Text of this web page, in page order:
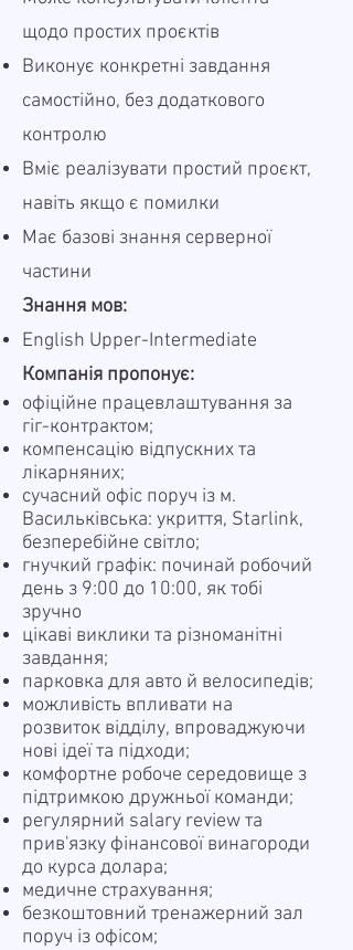
щодо простих проєктів
Виконує конкретні завдання
самостійно, без додаткового
контролю
Вміє реалізувати простий проєкт,
навіть якщо є помилки
Має базові знання серверної
частини
Знання мов:
English Upper-Intermediate
Компанія пропонує:
офіційне працевлаштування за
гіг-контрактом;
компенсацію відпускних та
лікарняних;
сучасний офіс поруч із м.
Васильківська: укриття, Starlink,
безперебійне світло;
гнучкий графік: починай робочий
день з 9:00 до 10:00, як тобі
зручно
цікаві виклики та різноманітні
завдання;
парковка для авто й велосипедів;
можливість впливати на
розвиток відділу, впроваджуючи
нові ідеї та підходи;
комфортне робоче середовище з
підтримкою дружньої команди;
регулярний salary review та
прив'язку фінансової винагороди
до курса долара;
медичне страхування;
безкоштовний тренажерний зал
поруч із офісом;